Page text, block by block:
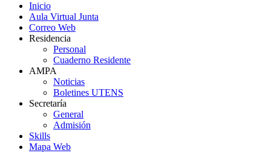
Inicio
Aula Virtual Junta
Correo Web
Residencia
Personal
Cuaderno Residente
AMPA
Noticias
Boletines UTENS
Secretaría
General
Admisión
Skills
Mapa Web